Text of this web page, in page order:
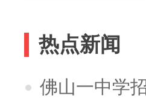
热点新闻
佛山一中学